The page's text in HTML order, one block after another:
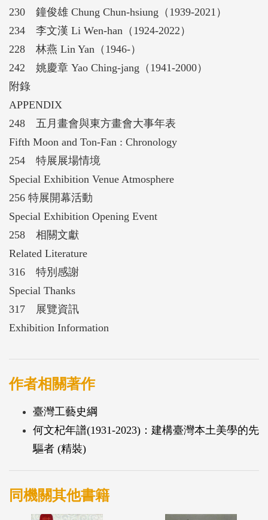
230 鐘俊雄 Chung Chun-hsiung（1939-2021）
234 李文漢 Li Wen-han（1924-2022）
228 林燕 Lin Yan（1946-）
242 姚慶章 Yao Ching-jang（1941-2000）
附錄
APPENDIX
248 五月畫會與東方畫會大事年表
Fifth Moon and Ton-Fan : Chronology
254 特展展場情境
Special Exhibition Venue Atmosphere
256 特展開幕活動
Special Exhibition Opening Event
258 相關文獻
Related Literature
316 特別感謝
Special Thanks
317 展覽資訊
Exhibition Information
作者相關著作
臺灣工藝史綱
何文杞年譜(1931-2023)：建構臺灣本土美學的先
驅者 (精裝)
同機關其他書籍